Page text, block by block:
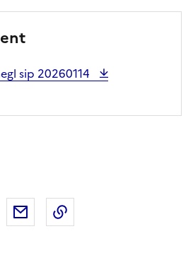
sip 20260114
sur X (anciennement Twitter)
Partager sur LinkedIn
Partager par email